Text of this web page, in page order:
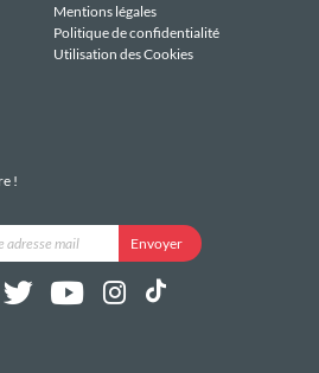
Mentions légales
Politique de confidentialité
Utilisation des Cookies
!